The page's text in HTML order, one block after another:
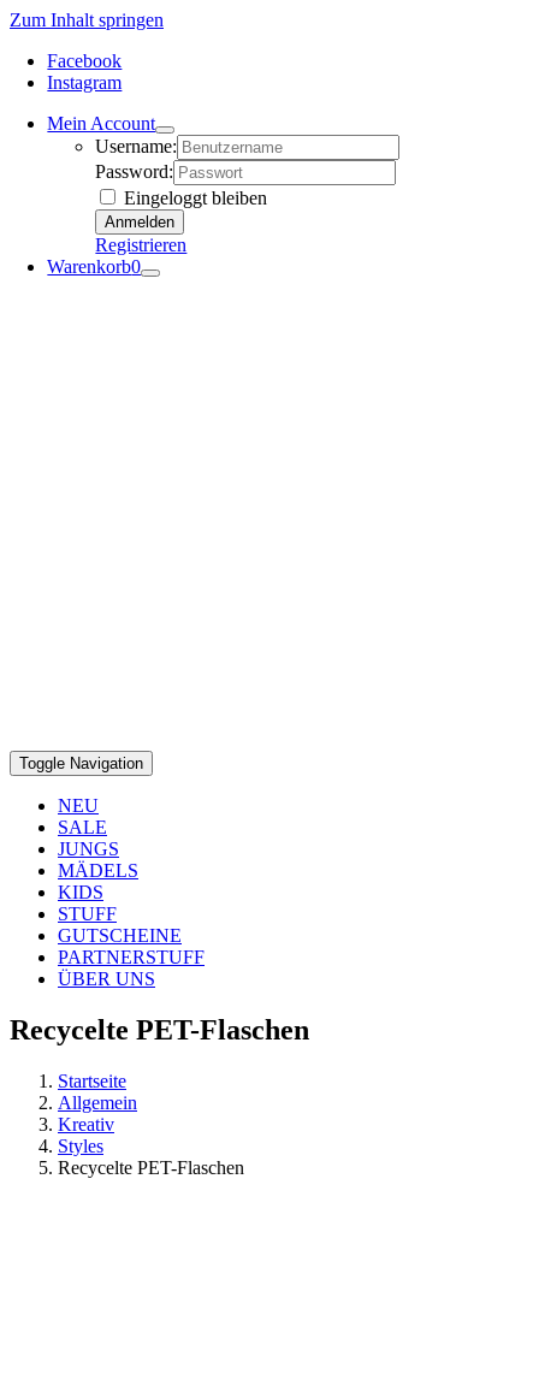
Zum Inhalt springen
Facebook
Instagram
Mein Account
Username:
Password:
Eingeloggt bleiben
Registrieren
Warenkorb0
Toggle Navigation
NEU
SALE
JUNGS
MÄDELS
KIDS
STUFF
GUTSCHEINE
PARTNERSTUFF
ÜBER UNS
Recycelte PET-Flaschen
Startseite
Allgemein
Kreativ
Styles
Recycelte PET-Flaschen